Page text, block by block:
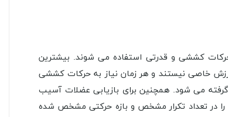
کششی و قدرتی استفاده می شوند. بیشترین
خاصی نیستند و هر زمان نیاز به حرکات کششی
می شود. همچنین برای بازیابی عضلات آسیب
در تعداد تکرار مشخص و بازه حرکتی مشخص شده